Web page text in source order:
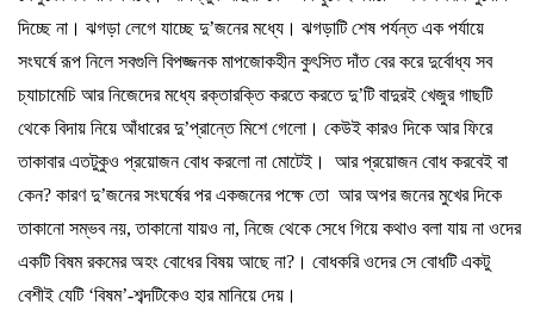
দিচ্ছে না। ঝগড়া লেগে যাচ্ছে দু’জনের মধ্যে। ঝগড়াটি শেষ পর্যন্ত এক পর্যায়ে
সংঘর্ষে রূপ নিলে সবগুলি বিপজ্জনক মাপজোকহীন কুৎসিত দাঁত বের করে দুর্বোধ্য সব
চ্যাচামেচি আর নিজেদের মধ্যে রক্তারক্তি করতে করতে দু’টি বাদুরই খেজুর গাছটি
থেকে বিদায় নিয়ে আঁধারের দু’প্রান্তে মিশে গেলো। কেউই কারও দিকে আর ফিরে
তাকাবার এতটুকুও প্রয়োজন বোধ করলো না মোটেই। আর প্রয়োজন বোধ করবেই বা
কেন? কারণ দু’জনের সংঘর্ষের পর একজনের পক্ষে তো আর অপর জনের মুখের দিকে
তাকানো সম্ভব নয়,তাকানো যায়ও না, নিজে থেকে সেধে গিয়ে কথাও বলা যায় না ওদের
একটি বিষম রকমের অহং বোধের বিষয় আছে না? । বোধকরি ওদের সে বোধটি একটু
বেশীই যেটি‘বিষম’-শব্দটিকেও হার মানিয়ে দেয়।